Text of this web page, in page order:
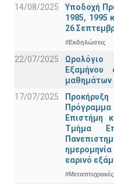
14/08/2025
Υποδοχή
1985, 1995
26
#Εκδηλώσεις
22/07/2025
Εξαμήνου
μαθημάτων
17/07/2025
Επιστήμη
Τμήμα
εαρινό